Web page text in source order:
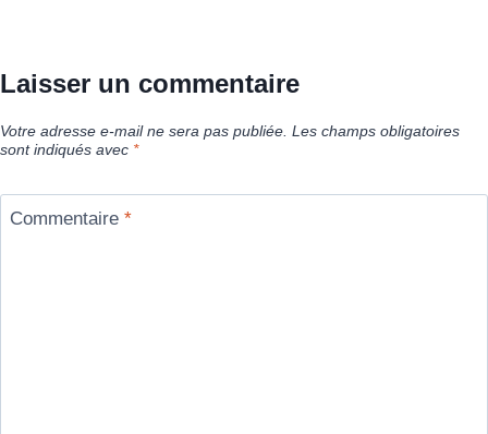
Laisser un commentaire
Votre adresse e-mail ne sera pas publiée. Les champs obligatoires
sont indiqués avec *
Commentaire *